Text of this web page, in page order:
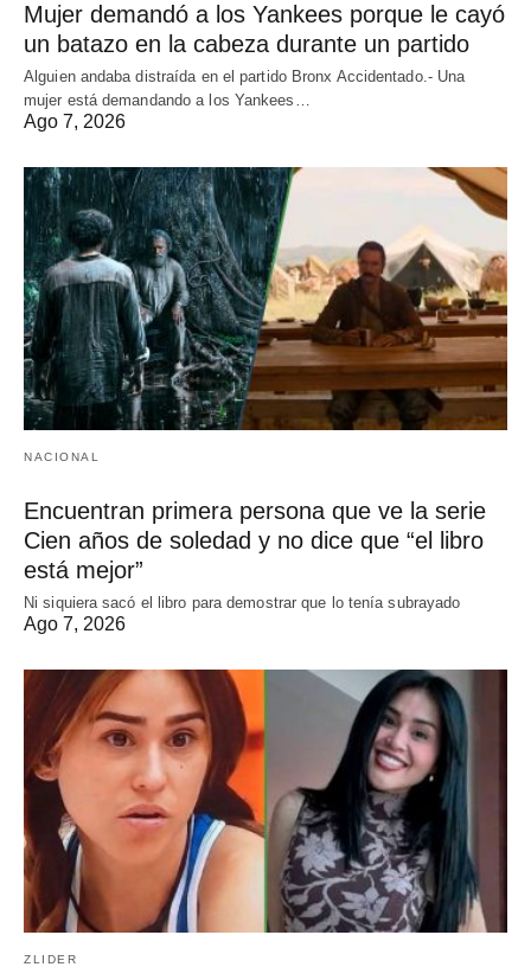
Mujer demandó a los Yankees porque le cayó
un batazo en la cabeza durante un partido
Alguien andaba distraída en el partido Bronx Accidentado.- Una
mujer está demandando a los Yankees…
Ago 7, 2026
NACIONAL
Encuentran primera persona que ve la serie
Cien años de soledad y no dice que “el libro
está mejor”
Ni siquiera sacó el libro para demostrar que lo tenía subrayado
Ago 7, 2026
ZLIDER